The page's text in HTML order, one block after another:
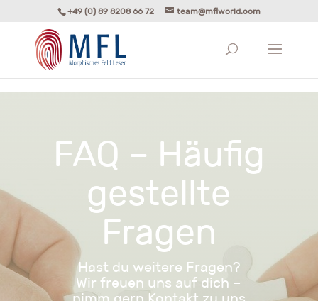
+49 (0) 89 8208 66 72 team@mflworld.com
FAQ – Häufig
gestellte
Fragen
Hast du weitere Fragen?
Wir freuen uns auf dich –